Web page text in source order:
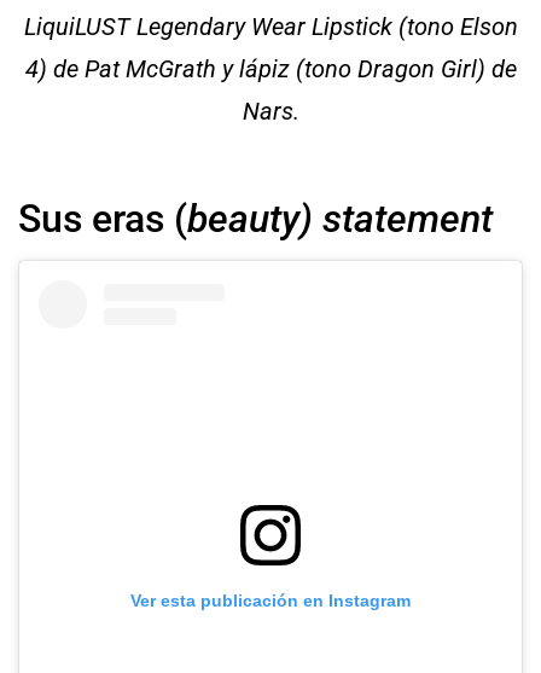
LiquiLUST Legendary Wear Lipstick (tono Elson
4) de Pat McGrath y lápiz (tono Dragon Girl) de
Nars.
Sus eras (beauty) statement
Ver esta publicación en Instagram